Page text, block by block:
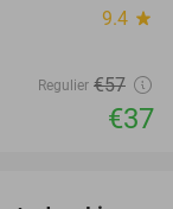
9.4 star
Regulier €57
€37